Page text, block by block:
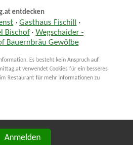
entdecken
· Gasthaus Fischill
·
Bischof· Wegschaider -
Bauernbräu Gewölbe
Es besteht kein Anspruch auf
verwendet Cookies für ein besseres
Restaurant für mehr Informationen zu
Anmelden